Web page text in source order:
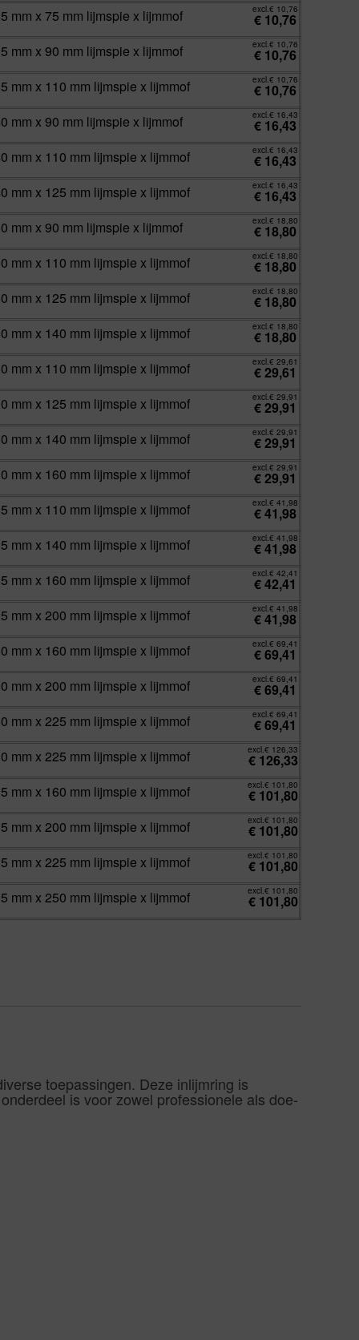
mm x 75 mm lijmspie x lijmmof excl.€ 10,76
€ 10,76
mm x 90 mm lijmspie x lijmmof excl.€ 10,76
€ 10,76
mm x 110 mm lijmspie x lijmmof excl.€ 10,76
€ 10,76
mm x 90 mm lijmspie x lijmmof excl.€ 16,43
€ 16,43
mm x 110 mm lijmspie x lijmmof excl.€ 16,43
€ 16,43
mm x 125 mm lijmspie x lijmmof excl.€ 16,43
€ 16,43
mm x 90 mm lijmspie x lijmmof excl.€ 18,80
€ 18,80
mm x 110 mm lijmspie x lijmmof excl.€ 18,80
€ 18,80
mm x 125 mm lijmspie x lijmmof excl.€ 18,80
€ 18,80
mm x 140 mm lijmspie x lijmmof excl.€ 18,80
€ 18,80
mm x 110 mm lijmspie x lijmmof excl.€ 29,61
€29,61
mm x 125 mm lijmspie x lijmmof excl.€ 29,91
€29,91
mm x 140 mm lijmspie x lijmmof excl.€ 29,91
€29,91
mm x 160 mm lijmspie x lijmmof excl.€ 29,91
€29,91
mm x 110 mm lijmspie x lijmmof excl.€ 41,98
€41,98
mm x 140 mm lijmspie x lijmmof excl.€ 41,98
€41,98
mm x 160 mm lijmspie x lijmmof excl.€ 42,41
€42,41
mm x 200 mm lijmspie x lijmmof excl.€ 41,98
€41,98
mm x 160 mm lijmspie x lijmmof excl.€ 69,41
€69,41
mm x 200 mm lijmspie x lijmmof excl.€ 69,41
€69,41
mm x 225 mm lijmspie x lijmmof excl.€ 69,41
€69,41
mm x 225 mm lijmspie x lijmmof excl.€ 126,33
€ 126,33
mm x 160 mm lijmspie x lijmmof excl.€ 101,80
€ 101,80
mm x 200 mm lijmspie x lijmmof excl.€ 101,80
€ 101,80
mm x 225 mm lijmspie x lijmmof excl.€ 101,80
€ 101,80
mm x 250 mm lijmspie x lijmmof excl.€ 101,80
€ 101,80
toepassingen. Deze inlijmring is
is voor zowel professionele als doe-